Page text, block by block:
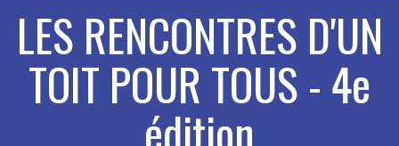
LES RENCONTRES D'UN
TOIT POUR TOUS - 4e
édition